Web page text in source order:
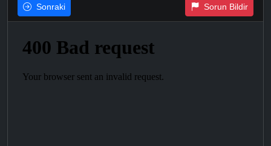
Sonraki Sorun Bildir